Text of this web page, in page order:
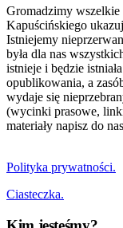
Gromadzimy wszelkie
Kapuścińskiego
Istniejemy
była dla nas
istnieje i będzie
opublikowania, a
wydaje się
(wycinki prasowe,
materiały napisz do
Polityka prywatności.
Ciasteczka.